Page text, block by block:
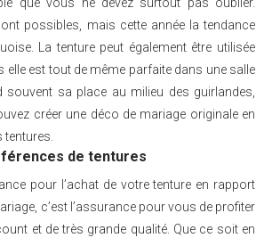
possibles, mais cette année la tendance
La tenture peut également être utilisée
elle est tout de même parfaite dans une salle
souvent sa place au milieu des guirlandes,
créer une déco de mariage originale en
de tentures
pour l’achat de votre tenture en rapport
c’est l’assurance pour vous de profiter
et de très grande qualité. Que ce soit en